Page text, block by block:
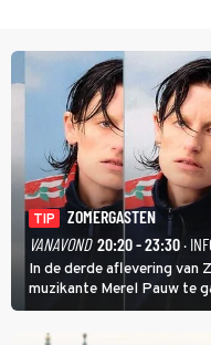
TIP
ZOMERGASTEN
VANAVOND 20:20 - 23:30·
In de derde aflevering van
muzikante Merel Pauw te
boeiende avond beloven:
identiteit: grenzeloos,